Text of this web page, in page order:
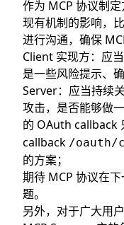
作为 MCP 协议制
现有机制的影响，
进行沟通，确保
Client 实现方：应
是一些风险提示、
Server：应当持续
攻击，是否能够做
的 OAuth callback
callback /oauth/
的方案；
期待 MCP 协议在
题。
另外，对于广大用